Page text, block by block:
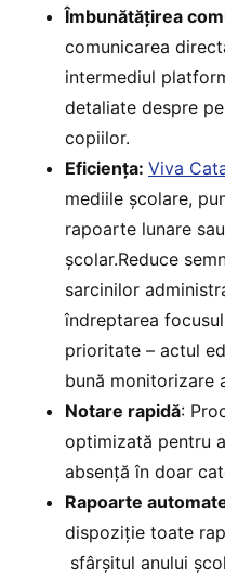
Îmbunătățirea
comunicarea
intermediul
detaliate despre
copiilor.
Eficiența: Viva
mediile școlare,
rapoarte lunare
școlar.Reduce
sarcinilor
îndreptarea
prioritate – actul
bună monitorizare
Notare rapidă:
optimizată pentru
absență în doar
Rapoarte
dispoziție toate
sfârșitul anului